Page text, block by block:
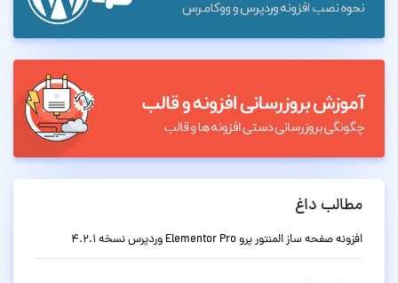
مطالب داغ
افزونه صفحه ساز المنتور پرو Elementor Pro وردپرس نسخه 4.2.1